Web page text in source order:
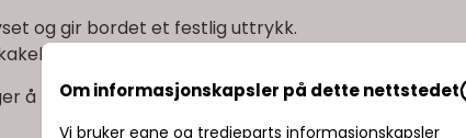
og gir bordet et festlig uttrykk.
gavebord eller som en del av borddekkingen.
å bruke tid på avansert dekor.
Om informasjonskapsler på dette nettstedet
Vi bruker egne og tredjeparts informasjonskapsler